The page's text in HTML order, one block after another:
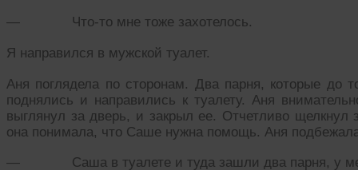
— Что-то мне тоже захотелось.
Я направился в мужской туалет.
Аня поглядела по сторонам. Два парня, которые до
поднялись и направились к туалету. Аня
выглянул за дверь, и закрыл ее. Отчетливо щелкнул
она понимала, что Саше нужна помощь. Аня
— Саша в туалете и туда зашли два парня, у